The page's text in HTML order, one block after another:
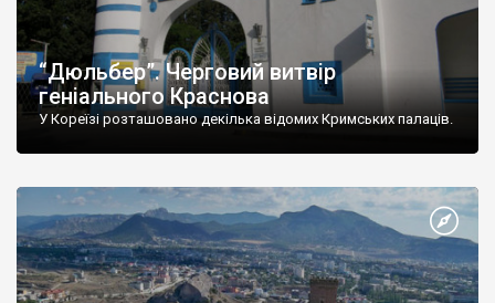
“Дюльбер”. Черговий витвір
геніального Краснова
У Кореїзі розташовано декілька відомих Кримських палаців.